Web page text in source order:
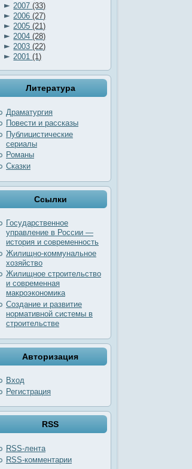
► 2007(33)
► 2006(27)
► 2005(21)
► 2004(28)
► 2003(22)
► 2001(1)
Литература
Драматургия
Повести и рассказы
Публицистические
сериалы
Романы
Сказки
Ссылки
Государственное
управление в России —
история и современность
Жилищно-коммунальное
хозяйство
Жилищное строительство
и современная
макроэкономика
Создание и развитие
нормативной системы в
строительстве
Авторизация
Вход
Регистрация
RSS
RSS-лента
RSS-комментарии